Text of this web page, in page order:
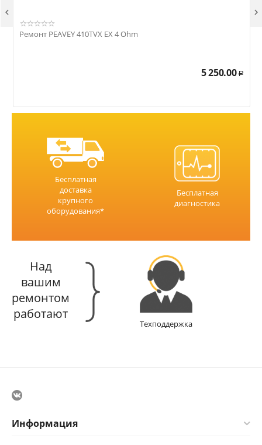
Ремонт PEAVEY 410TVX EX 4 Ohm
5 250.00 Р
 
Бесплатная
доставка
крупного
оборудования*
Бесплатная
диагностика
Над
вашим
ремонтом
работают
Техподдержка
Информация